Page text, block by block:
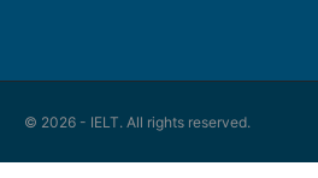
© 2026 - IELT. All rights reserved.